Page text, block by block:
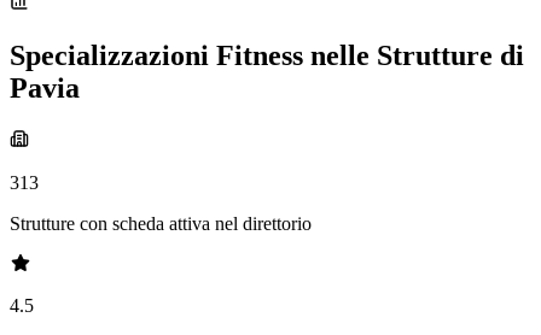
Specializzazioni Fitness nelle Strutture di
Pavia
313
Strutture con scheda attiva nel direttorio
4.5